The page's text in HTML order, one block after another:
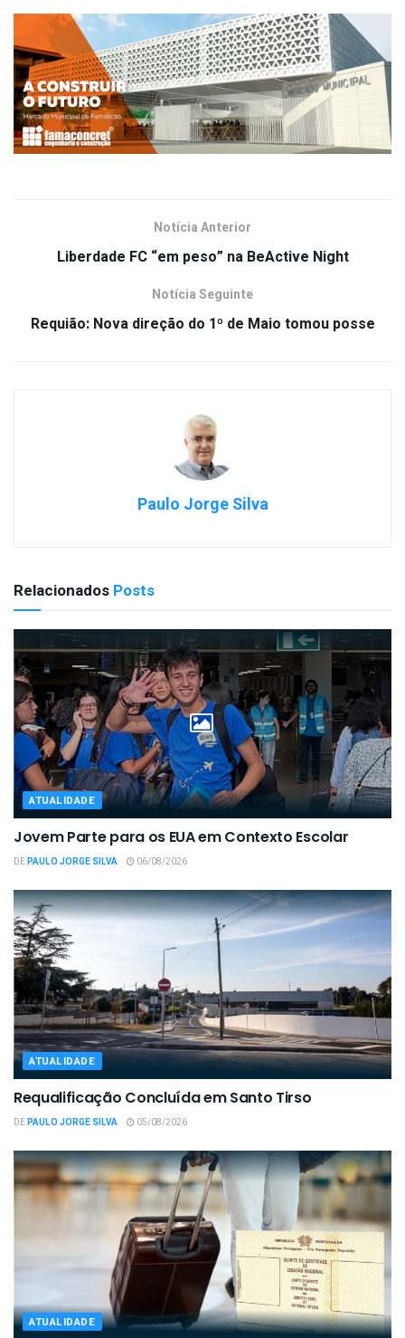
Notícia Anterior
Liberdade FC “em peso” na BeActive Night
Notícia Seguinte
Requião: Nova direção do 1º de Maio tomou posse
Paulo Jorge Silva
Relacionados Posts
ATUALIDADE
Jovem Parte para os EUA em Contexto Escolar
DEPAULO JORGE SILVA 06/08/2026
ATUALIDADE
Requalificação Concluída em Santo Tirso
DEPAULO JORGE SILVA 05/08/2026
ATUALIDADE